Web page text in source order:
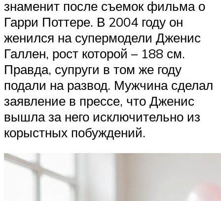
знаменит после съемок фильма о
Гарри Поттере. В 2004 году он
женился на супермодели Дженис
Галлен, рост которой – 188 см.
Правда, супруги в том же году
подали на развод. Мужчина сделал
заявление в прессе, что Дженис
вышла за него исключительно из
корыстных побуждений.